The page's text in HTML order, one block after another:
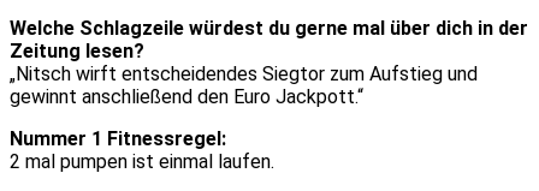
Welche Schlagzeile würdest du gerne mal über dich in der
Zeitung lesen?
„Nitsch wirft entscheidendes Siegtor zum Aufstieg und
gewinnt anschließend den Euro Jackpott.“
Nummer 1 Fitnessregel:
2 mal pumpen ist einmal laufen.